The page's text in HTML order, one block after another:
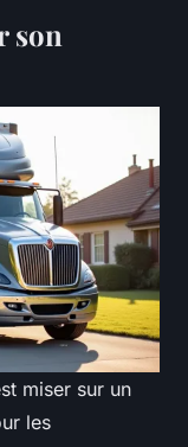
son
miser sur un
les